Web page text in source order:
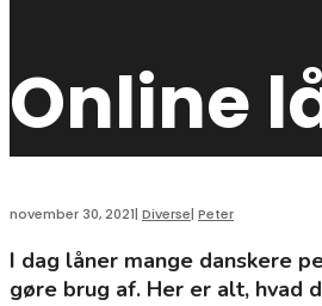
Online
november 30, 2021| Diverse| Peter
I dag låner mange danskere
gøre brug af. Her er alt, hvad